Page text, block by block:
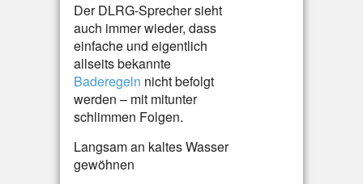
Der DLRG-Sprecher sieht
auch immer wieder, dass
einfache und eigentlich
allseits bekannte
Baderegeln nicht befolgt
werden – mit mitunter
schlimmen Folgen.
Langsam an kaltes Wasser
gewöhnen